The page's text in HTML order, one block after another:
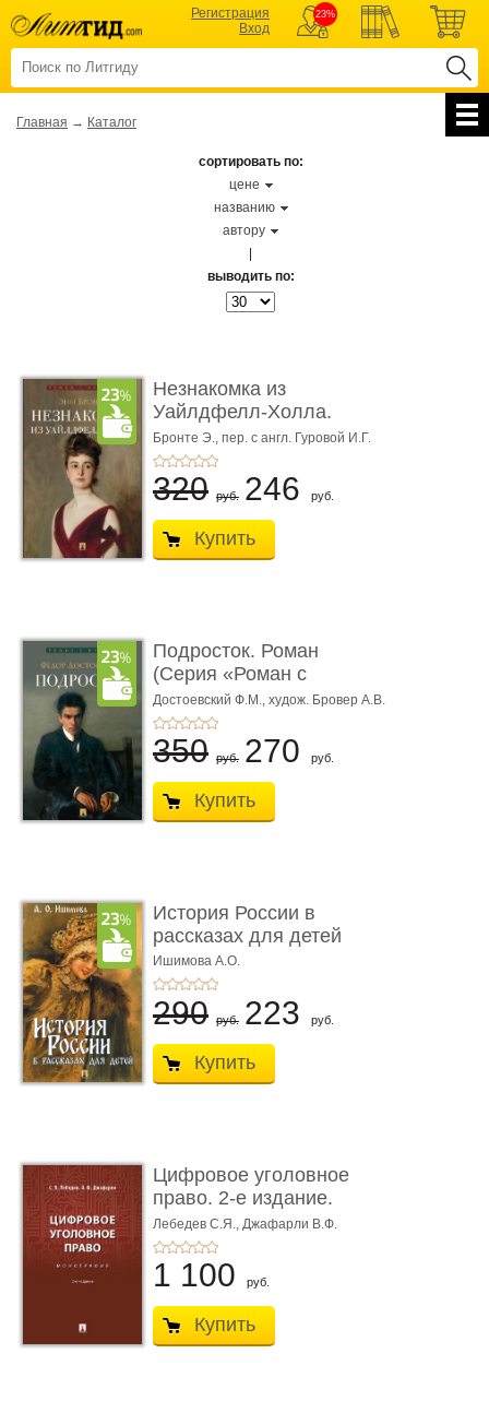
Регистрация
Вход
23%
Главная → Каталог
сортировать по:
цене
названию
автору
выводить по:
Незнакомка из
Уайлдфелл-Холла.
Роман (Серия «Р� ...
Бронте Э., пер. с англ. Гуровой И.Г.
320 руб. 246 руб.
Купить
Подросток. Роман
(Серия «Роман с
книгой»)
Достоевский Ф.М., худож. Бровер А.В.
350 руб. 270 руб.
Купить
История России в
рассказах для детей
Ишимова А.О.
290 руб. 223 руб.
Купить
Цифровое уголовное
право. 2-е издание.
Монограф ...
Лебедев С.Я., Джафарли В.Ф.
1 100 руб.
Купить